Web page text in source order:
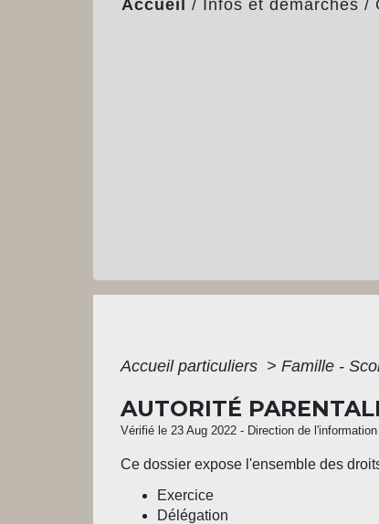
Accueil / Infos et démarches /
Accueil particuliers > Famille -
AUTORITÉ
Vérifié le 23 Aug 2022 - Direction de
Ce dossier expose l'ensemble des
Exercice
Délégation